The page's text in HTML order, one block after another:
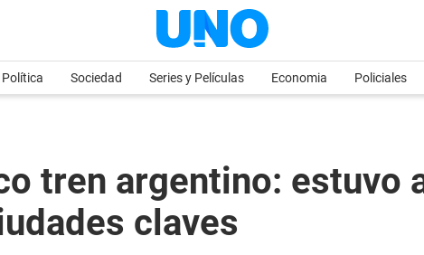
Política Sociedad Series y Películas Economia Policiales
tren argentino: estuvo
claves